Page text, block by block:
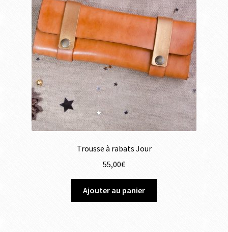
Trousse à rabats Jour
55,00€
Ajouter au panier